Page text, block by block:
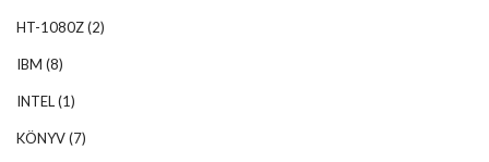
HT-1080Z(2)
IBM (8)
INTEL(1)
KÖNYV(7)